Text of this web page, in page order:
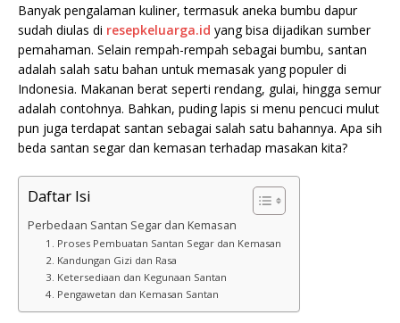
Banyak pengalaman kuliner, termasuk aneka bumbu dapur
sudah diulas di resepkeluarga.id yang bisa dijadikan sumber
pemahaman. Selain rempah-rempah sebagai bumbu, santan
adalah salah satu bahan untuk memasak yang populer di
Indonesia. Makanan berat seperti rendang, gulai, hingga semur
adalah contohnya. Bahkan, puding lapis si menu pencuci mulut
pun juga terdapat santan sebagai salah satu bahannya. Apa sih
beda santan segar dan kemasan terhadap masakan kita?
Daftar Isi
Perbedaan Santan Segar dan Kemasan
1. Proses Pembuatan Santan Segar dan Kemasan
2. Kandungan Gizi dan Rasa
3. Ketersediaan dan Kegunaan Santan
4. Pengawetan dan Kemasan Santan